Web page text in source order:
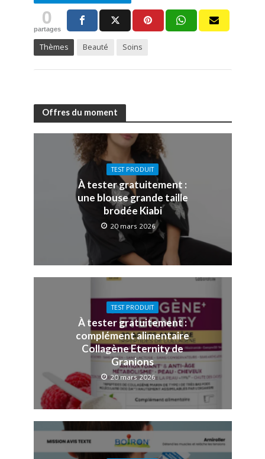
0
partages
Thèmes Beauté Soins
Offres du moment
TEST PRODUIT
À tester gratuitement :
une blouse grande taille
brodée Kiabi
20 mars 2026
TEST PRODUIT
À tester gratuitement :
complément alimentaire
Collagène Eternity de
Granions
20 mars 2026